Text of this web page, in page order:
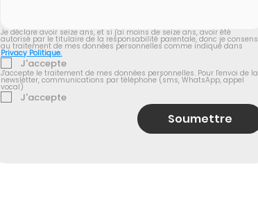
Je déclare avoir seize ans, et si j'ai moins de seize ans, avoir été
autorisé par le titulaire de la responsabilité parentale, donc je consens
Privacy Politique.
J'accepte
J'accepte le traitement de mes données personnelles. Pour l'envoi de la
newsletter, communications par téléphone (sms, WhatsApp, appel
vocal)
J'accepte
Soumettre